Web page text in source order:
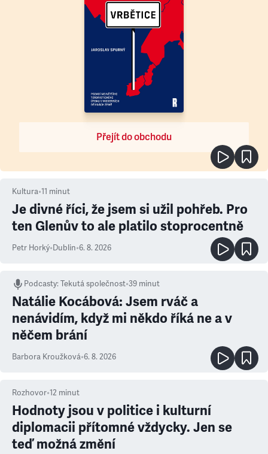
Přejít do obchodu
Kultura•11 minut
Je divné říci, že jsem si užil pohřeb. Pro
ten Glenův to ale platilo stoprocentně
Petr Horký•Dublin•6. 8. 2026
Podcasty:Tekutá společnost•39 minut
Natálie Kocábová: Jsem rváč a
nenávidím, když mi někdo říká ne a v
něčem brání
Barbora Kroužková•6. 8. 2026
Rozhovor•12 minut
Hodnoty jsou v politice i kulturní
diplomacii přítomné vždycky. Jen se
teď možná změní